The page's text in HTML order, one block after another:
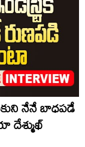
నేనే బాధపడే
దేశ్ముఖ్